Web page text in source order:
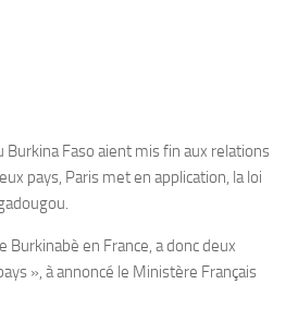
Faso aient mis fin aux relations
pays, Paris met en application, la loi
en France, a donc deux
», à annoncé le Ministère Français